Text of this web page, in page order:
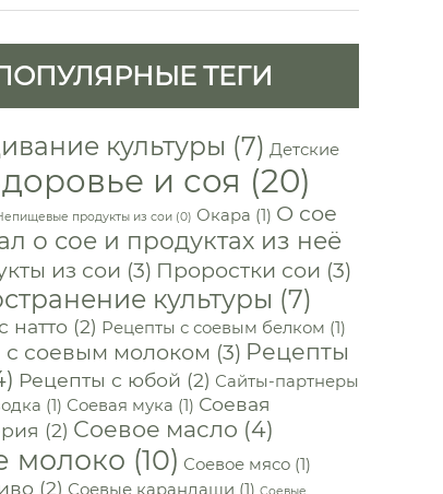
ТЕГИ
культуры (7) Детские
и соя (20)
продукты из сои(0) Окара (1) О сое
о сое и продуктах из неё
из сои (3) Проростки сои (3)
культуры (7)
натто(2) Рецепты с соевым белком (1)
с соевым молоком (3) Рецепты
Рецепты с юбой (2) Сайты-партнеры
(1) Соевая мука (1) Соевая
(2) Соевое масло (4)
молоко (10) Соевое мясо(1)
(2) Соевые карандаши (1) Соевые